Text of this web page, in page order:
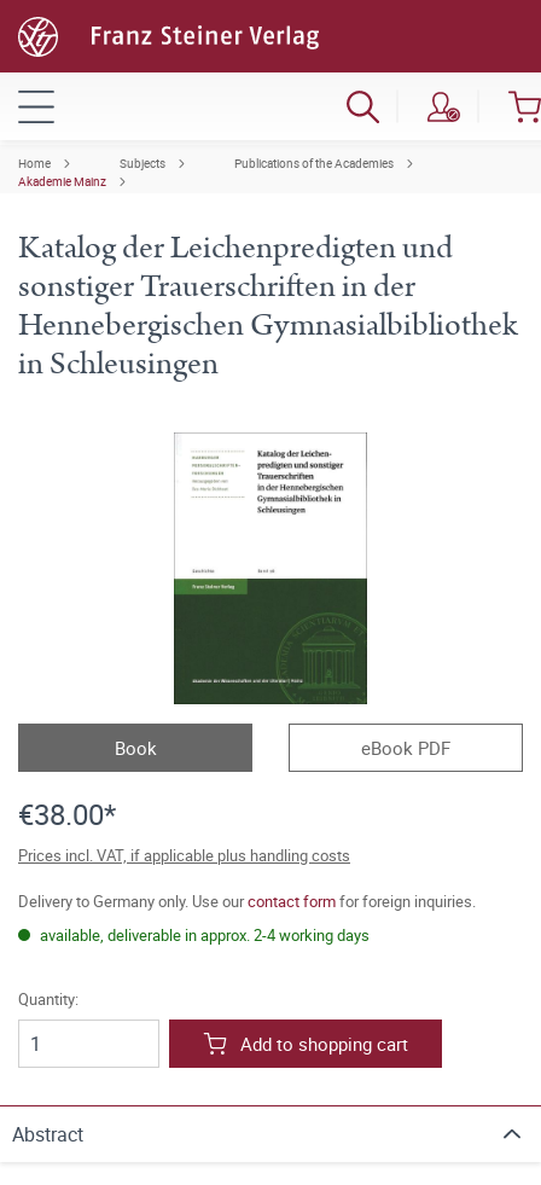
Home Subjects
Publications of the Academies
Akademie Mainz
Katalog der Leichenpredigten und
sonstiger Trauerschriften in der
Hennebergischen Gymnasialbibliothek
in Schleusingen
Book eBook PDF
€38.00*
Prices incl. VAT, if applicable plus handling costs
Delivery to Germany only. Use ourcontact formfor foreign inquiries.
available, deliverable in approx. 2-4 working days
Quantity:
Add to shopping cart
Abstract